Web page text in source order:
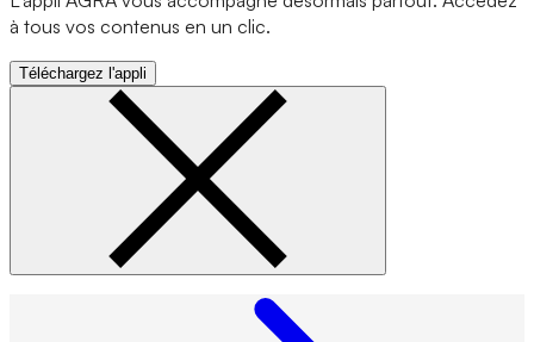
à tous vos contenus en un clic.
Téléchargez l'appli